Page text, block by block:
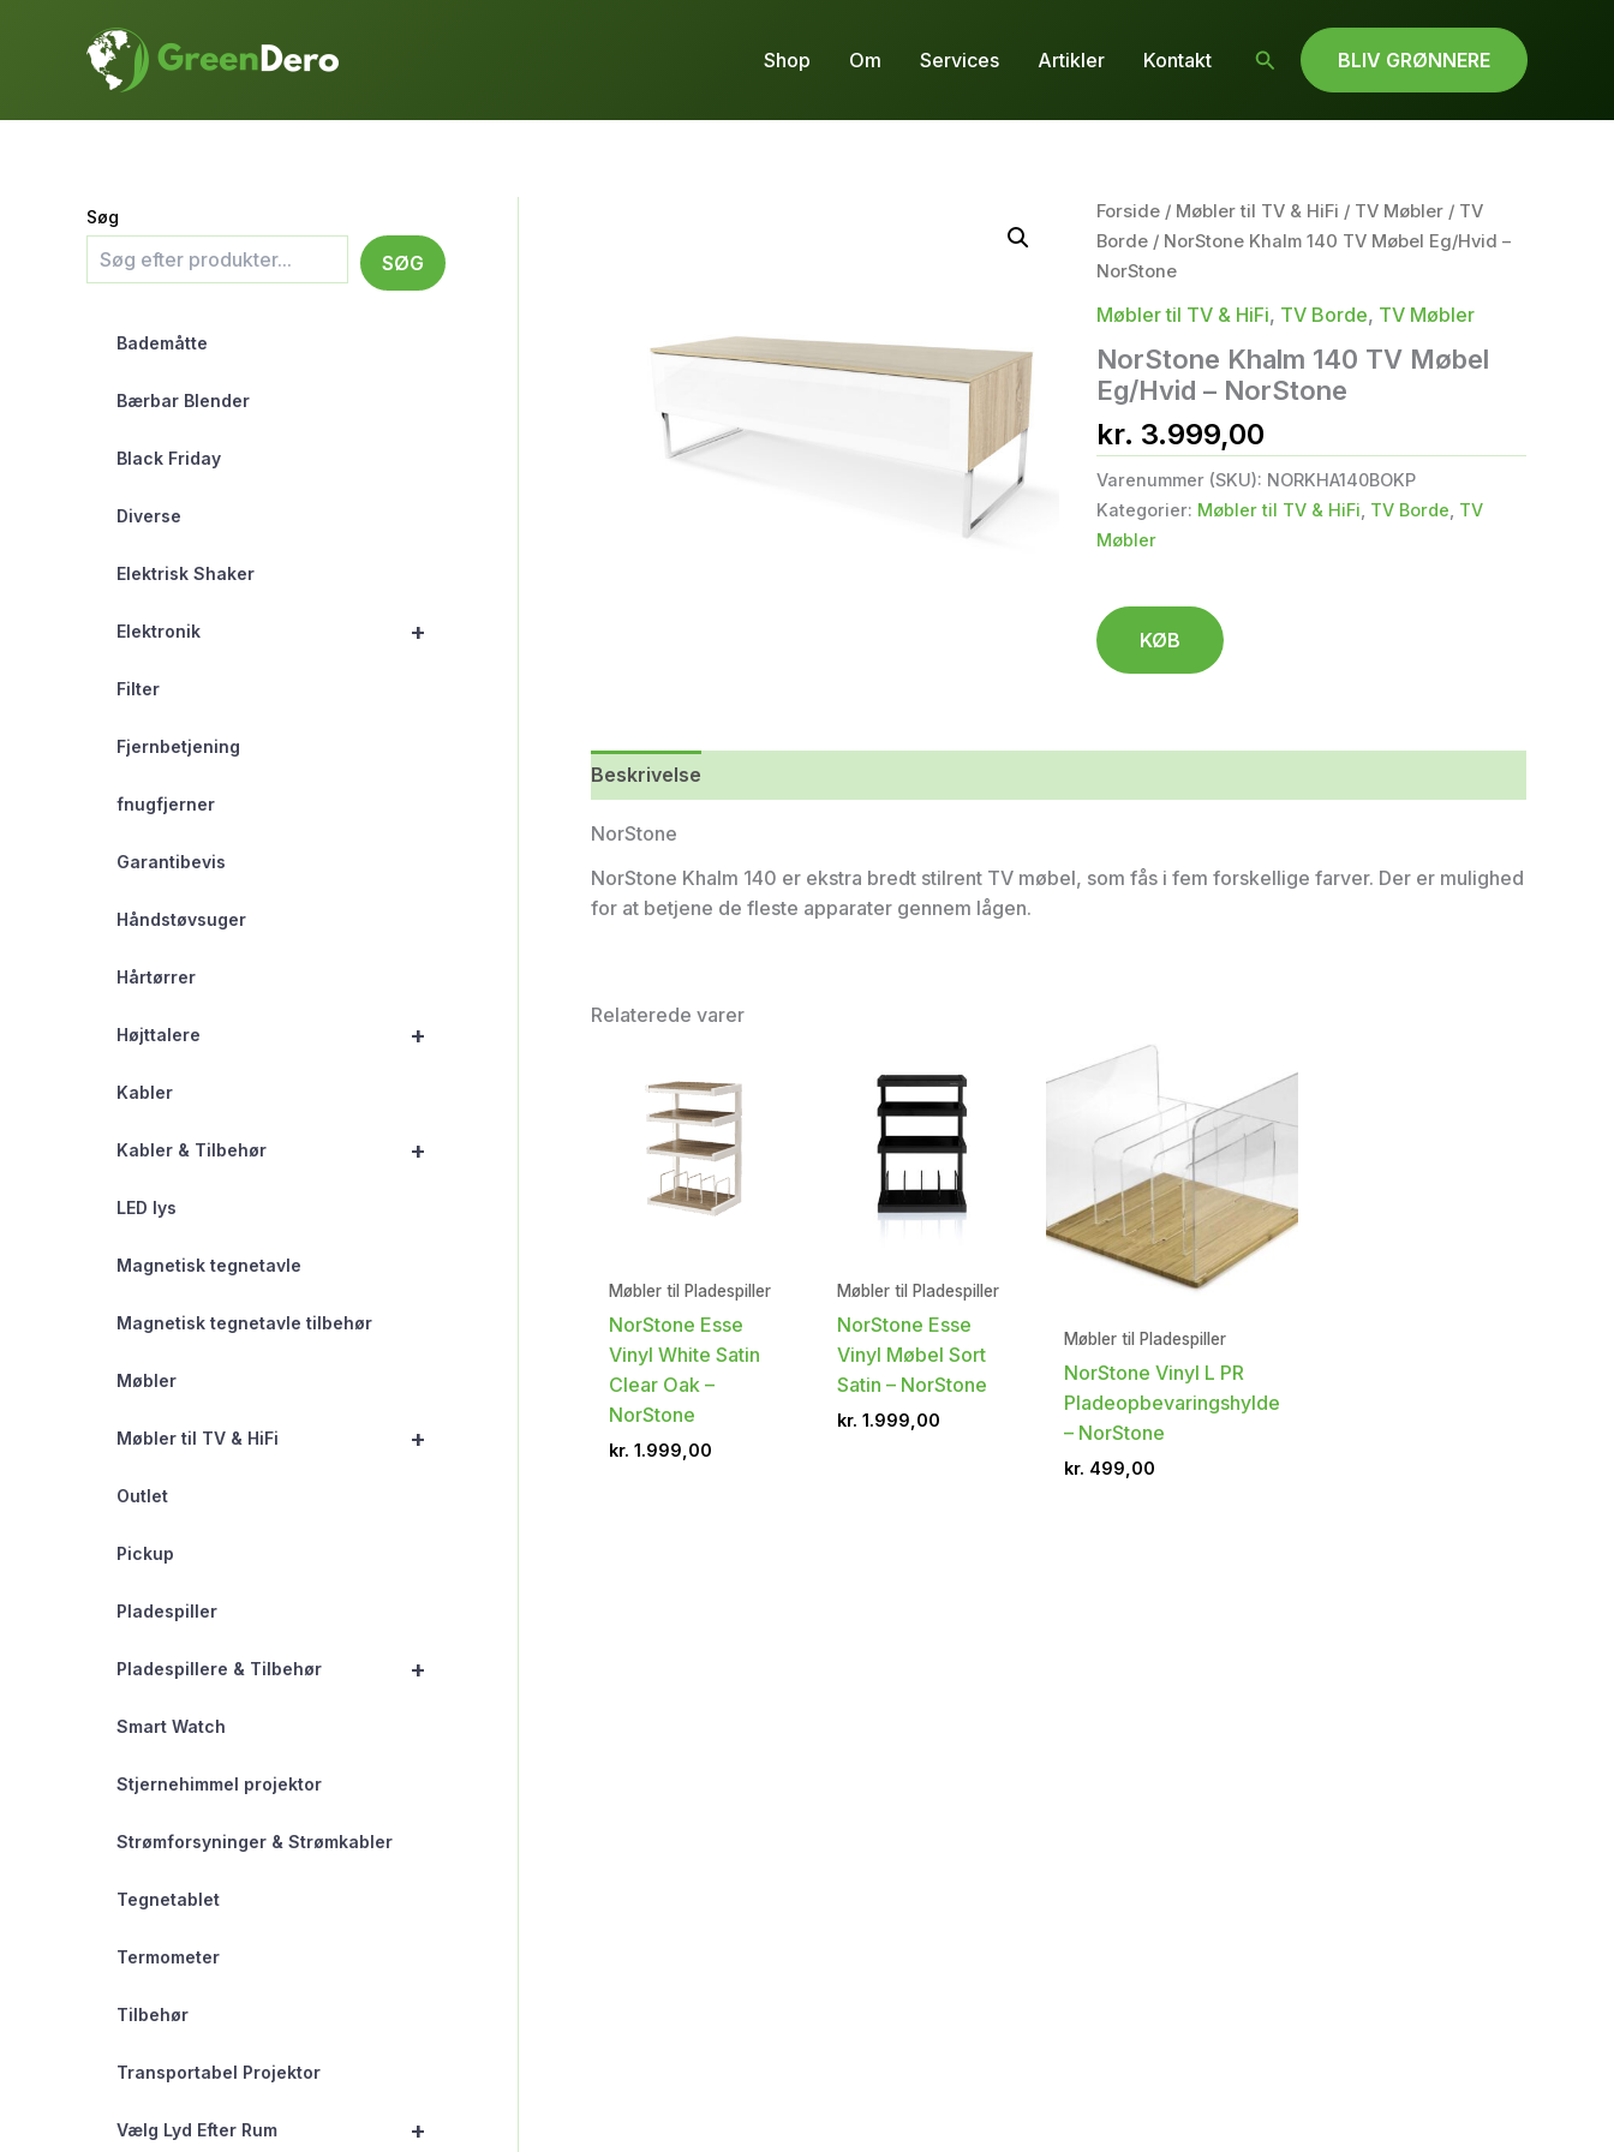
Shop Om Services Artikler Kontakt Søg BLIV GRØNNERE
Søg
SØG
Bademåtte
Bærbar Blender
Black Friday
Diverse
Elektrisk Shaker
+
Elektronik
Filter
Fjernbetjening
fnugfjerner
Garantibevis
Håndstøvsuger
Hårtørrer
+
Højttalere
Kabler
+
Kabler & Tilbehør
LED lys
Magnetisk tegnetavle
Magnetisk tegnetavle tilbehør
Møbler
+
Møbler til TV & HiFi
Outlet
Pickup
Pladespiller
+
Pladespillere & Tilbehør
Smart Watch
Stjernehimmel projektor
Strømforsyninger & Strømkabler
Tegnetablet
Termometer
Tilbehør
Transportabel Projektor
+
Vælg Lyd Efter Rum
Forside/ Møbler til TV & HiFi / TV Møbler/ TV
Borde/ NorStone Khalm 140 TV Møbel Eg/Hvid –
NorStone
Møbler til TV & HiFi, TV Borde, TV Møbler
NorStone Khalm 140 TV Møbel
Eg/Hvid – NorStone
kr. 3.999,00
Varenummer (SKU): NORKHA140BOKP
Kategorier: Møbler til TV & HiFi TV Borde TV
Møbler
KØB
Beskrivelse
NorStone
NorStone Khalm 140 er ekstra bredt stilrent TV møbel, som fås i fem forskellige farver. Der er mulighed
for at betjene de fleste apparater gennem lågen.
Relaterede varer
Møbler til Pladespiller
NorStone Esse
Vinyl White Satin
Clear Oak –
NorStone
kr. 1.999,00
Møbler til Pladespiller
NorStone Esse
Vinyl Møbel Sort
Satin – NorStone
kr. 1.999,00
Møbler til Pladespiller
NorStone Vinyl L PR
Pladeopbevaringshylde
– NorStone
kr. 499,00